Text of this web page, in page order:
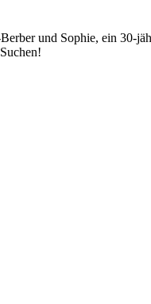
und Sophie, ein 30-